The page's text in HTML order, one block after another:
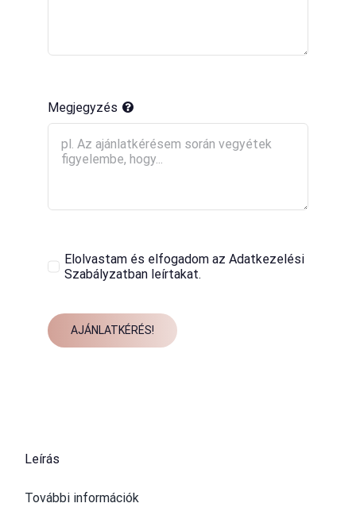
Megjegyzés
Elolvastam és elfogadom az Adatkezelési
Szabályzatban leírtakat.
AJÁNLATKÉRÉS!
Leírás
További információk